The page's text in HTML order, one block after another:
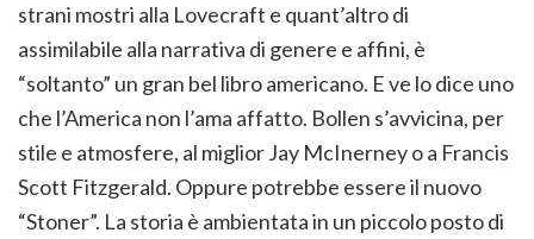
strani mostri alla Lovecraft e quant’altro di
assimilabile alla narrativa di genere e affini, è
“soltanto” un gran bel libro americano. E ve lo dice uno
che l’America non l’ama affatto. Bollen s’avvicina, per
stile e atmosfere, al miglior Jay McInerney o a Francis
Scott Fitzgerald. Oppure potrebbe essere il nuovo
“Stoner”. La storia è ambientata in un piccolo posto di